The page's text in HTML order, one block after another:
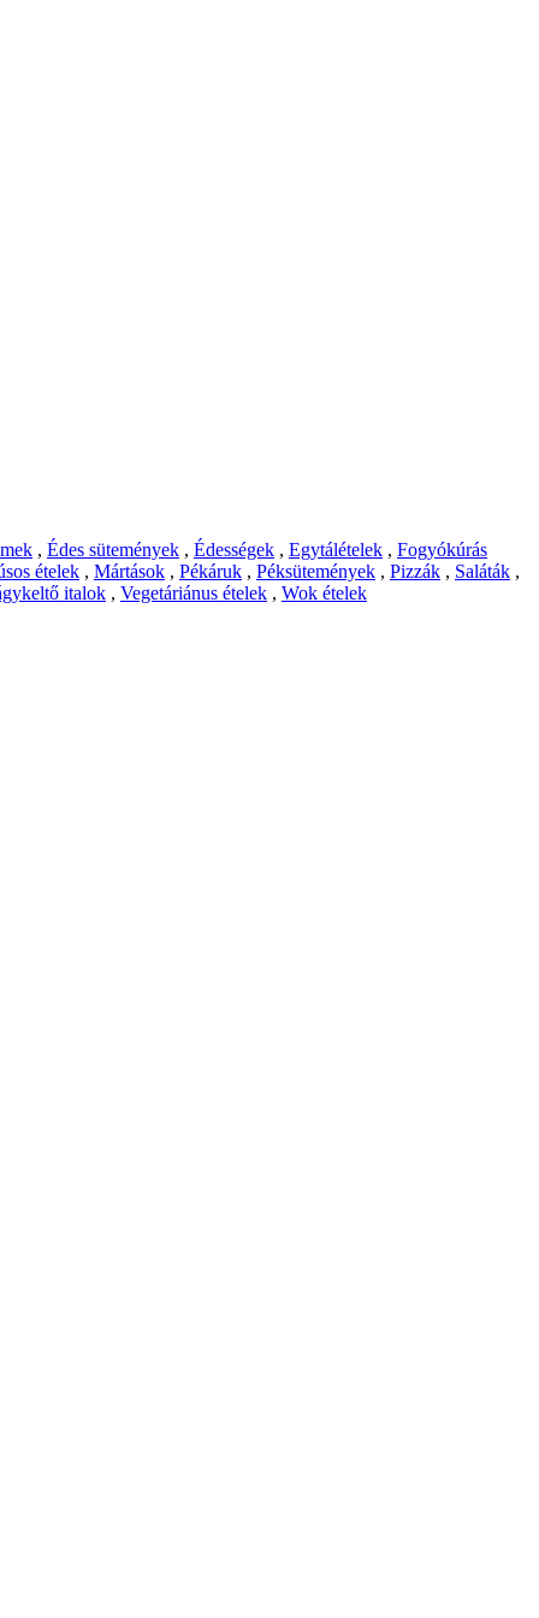
, Édes sütemények , Édességek , Egytálételek , Fogyókúrás
ételek , Mártások , Pékáruk , Péksütemények , Pizzák , Saláták ,
italok , Vegetáriánus ételek , Wok ételek